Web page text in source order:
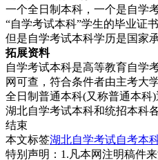
一个全日制本科，一个是自学
“自学考试本科”学生的毕业证
但是自学考试本科学历是国家
拓展资料
自学考试本科是高等教育自学
网可查，符合条件者由主考大
全日制普通本科(又称普通本科
湖北自学考试本科和统招本科
结束
本文标签湖北自学考试自考本
特别声明：1.凡本网注明稿件